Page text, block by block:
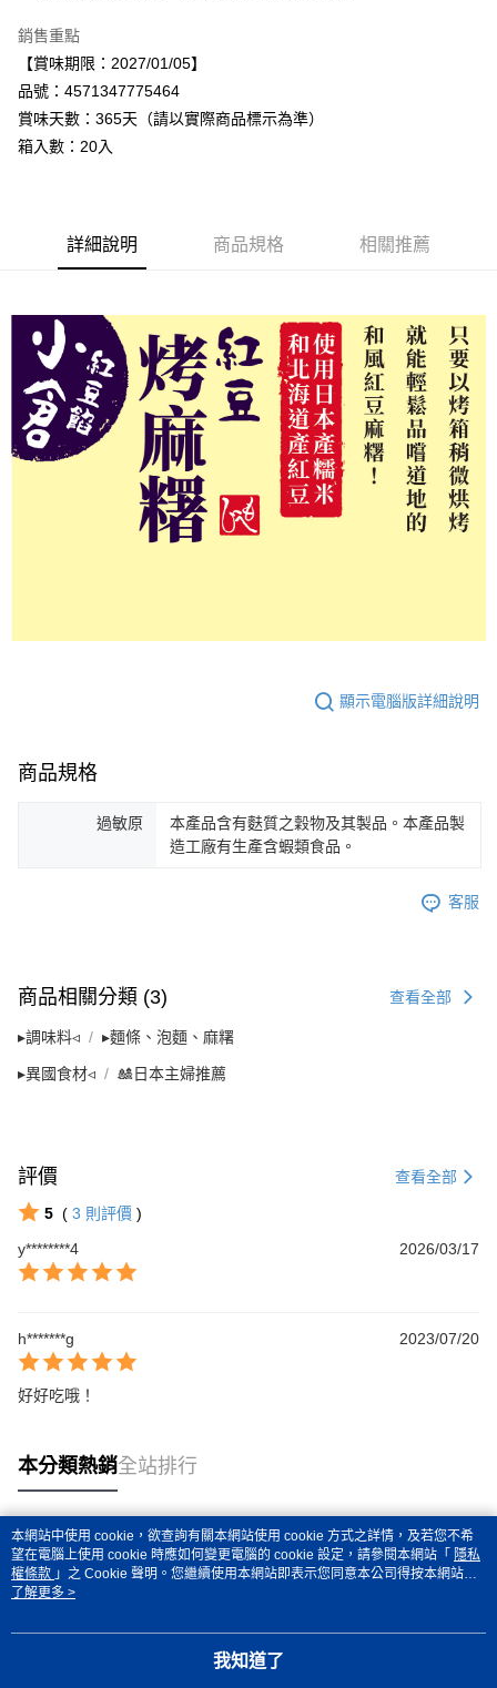
全盈+PAY
AFTEE先享後付
相關說明
【關於「AFTEE先享後付」】
AFTEE先享後付是「在收到商品之後才付款」的支付方式。 讓您購物簡單
便利好安心！
【「AFTEE先享後付」結帳流程】
２．訂單成立數日內，您將收到繳費通知簡訊。
３．收到繳費通知簡訊後14天內，點擊此簡訊中的連結，可透過四大超商／
ATM／網路銀行／等多元方式進行付款，方視為交易完成。
※ 請注意：結帳手續完成當下不需立刻繳費，但若您需要取消訂單，請聯絡
購買商品的店家。未經商家同意取消之訂單仍視為有效，需透過AFTEE先享
後付繳納相關費用。
※ 交易是否成功請以「AFTEE先享後付 」之結帳頁面顯示為準，若有關於
是否繳費成功／繳費後需取消欲退款等相關疑問，請聯繫「AFTEE先享後付
https://netprotections.freshdesk.com/support/home
１．透過由恩沛科技股份有限公司提供之「AFTEE先享後付」服務完成之交
４．使用「AFTEE先享後付」時，將依據個別帳號之用戶狀況，依本公司即
時審查核予不同之上限額度；若仍有額度不足之情形，本公司將視審查結果
恩沛科技股份有限公司將有權停止該用戶之使用額度並採取法律行動。
運送方式
銷售重點
【賞味期限：2027/01/05】
品號：4571347775464
賞味天數：365天（請以實際商品標示為準）
箱入數：20入
詳細說明 商品規格 相關推薦
顯示電腦版詳細說明
商品規格
過敏原
本產品含有麩質之穀物及其製品。本產品製
造工廠有生產含蝦類食品。
客服
商品相關分類 (3) 查看全部
▸調味料◃ ▸麵條、泡麵、麻糬
▸異國食材◃ 🎎日本主婦推薦
評價 查看全部
5 ( 3 則評價 )
y********4
2026/03/17
h*******g 2023/07/20
好好吃哦！
本分類熱銷全站排行
熱門標籤
本網站中使用 cookie，欲查詢有關本網站使用 cookie 方式之詳情，及若您不希
望在電腦上使用 cookie 時應如何變更電腦的 cookie 設定，請參閱本網站「 隱私
權條款 」之 Cookie 聲明。您繼續使用本網站即表示您同意本公司得按本網站使
用條款之 Cookie 聲明使用 cookie。
了解更多 >
我知道了